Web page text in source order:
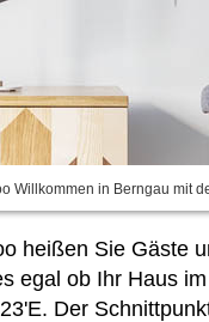
Willkommen in Berngau mit
heißen Sie
egal ob Ihr Haus
Der